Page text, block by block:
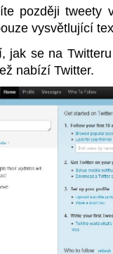
později tweety
vysvětlující
jak se na
nabízí Twitter.